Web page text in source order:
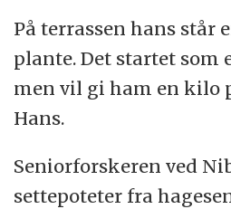
På terrassen hans står
plante. Det startet som
men vil gi ham en kilo
Hans.
Seniorforskeren ved
settepoteter fra